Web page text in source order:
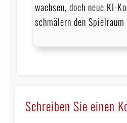
wachsen, doch neue KI-
schmälern den Spielraum
Schreiben Sie einen